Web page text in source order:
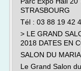
STRASBOURG
Tél : 03 88 19 42
> LE GRAND
2018 DATES EN
SALON DU
Le Grand Salon